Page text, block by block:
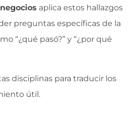
aplica estos hallazgos
preguntas específicas de la
“¿qué pasó?” y “¿por qué
disciplinas para traducir los
útil.